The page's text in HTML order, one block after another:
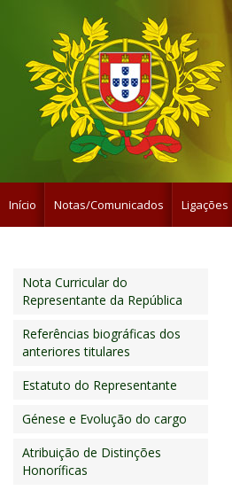
Início Notas/Comunicados Ligações
Nota Curricular do
Representante da República
Referências biográficas dos
anteriores titulares
Estatuto do Representante
Génese e Evolução do cargo
Atribuição de Distinções
Honoríficas